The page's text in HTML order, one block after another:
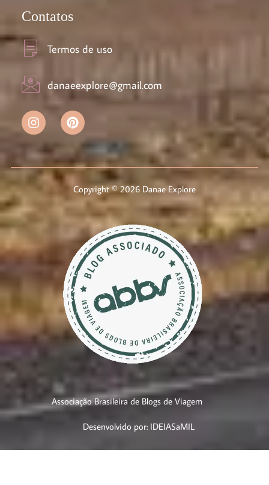
Contatos
Termos de uso
danaeexplore@gmail.com
Copyright © 2026 Danae Explore
Associação Brasileira de Blogs de Viagem
Desenvolvido por: IDEIASaMIL